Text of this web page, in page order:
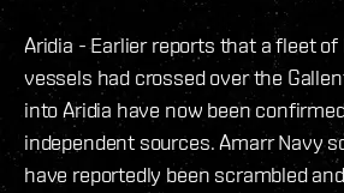
Aridia - Earlier reports that a fleet of
vessels had crossed over the
into Aridia have now been
independent sources. Amarr Navy
have reportedly been scrambled